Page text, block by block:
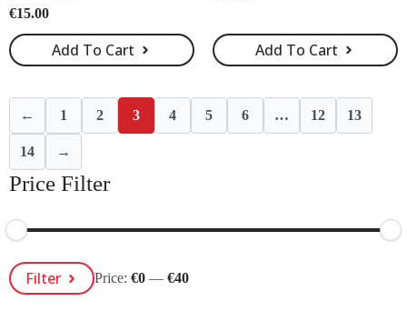
€15.00
Add To Cart Add To Cart
← 1 2 3 4 5 6 … 12 13
14 →
Price Filter
Min
Price
Max
PriceFilter Price:€0 —€40